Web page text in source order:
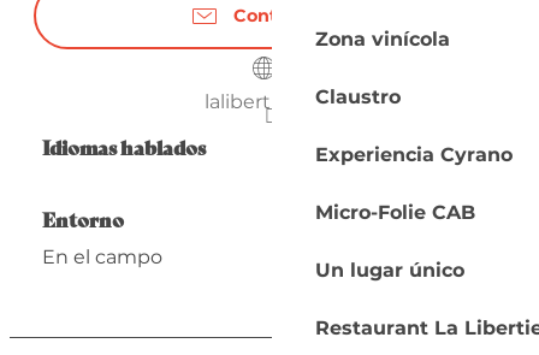
Zona vinícola
Claustro
Experiencia Cyrano
Micro-Folie CAB
Un lugar único
Restaurant La
Contáctenos
lalibertie.com
Idiomas hablados
Idiomas hablados
Entorno
Entorno
En el campo